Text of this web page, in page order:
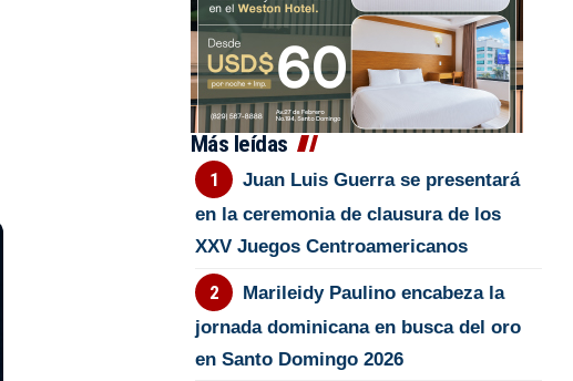
Más leídas
Juan Luis Guerra se presentará
en la ceremonia de clausura de los
XXV Juegos Centroamericanos
Marileidy Paulino encabeza la
jornada dominicana en busca del oro
en Santo Domingo 2026